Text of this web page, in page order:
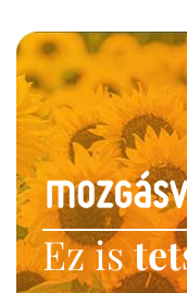
Ez is